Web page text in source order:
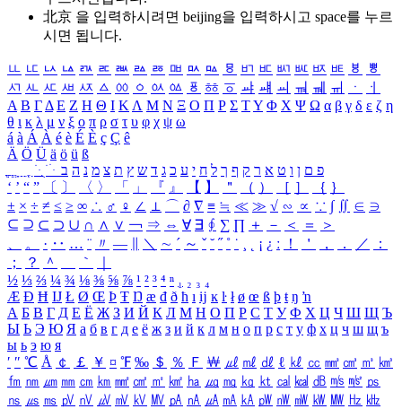
北京 을 입력하시려면 beijing을 입력하시고 space를 누르
시면 됩니다.
ㅥ ㅦ ㅧ ㅨ ㅩ ㅪ ㅫ ㅬ ㅭ ㅮ ㅯ ㅰ ㅱ ㅲ ㅳ ㅴ ㅵ ㅶ ㅷ ㅸ
ㅹ
ㅺ ㅻ ㅼ ㅽ ㅾ ㅿ ㆀ ㆁ ㆂ ㆃ ㆄ ㆅ ㆆ ㆇ ㆈ ㆉ ㆊ ㆋ ㆌ ㆍ
ㆎ
Α Β ΓΔ Ε Ζ Η Θ Ι ΚΛ Μ Ν Ξ Ο Π Ρ Σ ΤΥ Φ Χ Ψ Ω α β γ δ ε ζ η
θ ι κ λ μ ν ξ ο π ρ σ τ υ φ χ ψ ω
á à Á À é è É È ç Ç ê
Ä Ö Ü ä ö ü ß
ִֶֹ ֻּ ׁׂ פ ם ן ו ט א ר ק ף ך ל ח י ע כ ג ד ש ץ ת צ מ נ ה ב
‘ ’ “ ” 〔 〕 〈 〉 「 」 『 』 【 】 ＂ （ ） ［ ］ ｛ ｝
± × ÷ ≠ ≤ ≥ ∞ ∴ ♂ ♀ ∠ ⊥ ⌒ ∂ ∇ ≡ ≒ ≪ ≫ √ ∽ ∝ ∵ ∫ ∬ ∈ ∋
⊆ ⊇ ⊂ ⊃ ∪ ∩ ∧ ∨ ￢ ⇒ ⇔ ∀ ∃ ∮ ∑ ∏ ＋ － ＜ ＝
＞
、
。 · ‥ … ¨ 〃 ― ＼ ∼ ´ ～ ˇ ˘ ˝ ˚ ˙ ¸ ¡ ¿ ː ！ ＇ ， ． ／
：
；
？ ＾ ｀
½ ⅓ ⅔ ¼ ¾ ⅛ ⅜ ⅝ ⅞ ¹ ² ³ ⁴ ⁿ ₁ ₂ ₃ ₄
Æ Ð Ħ Ĳ Ł Ø Œ Þ Ŧ Ŋ æ đ ð ħ ı ĳ ĸ ŀ ł ø œ ß þ ŧ ŋ ŉ
А Б В Г Д Е Ё Ж З И Й К Л М Н О П Р С Т У Ф Х Ц Ч Ш Щ Ъ
Ы Ь Э Ю Я а б в г д е ё ж з и й к л м н о п р с т у ф х ц ч ш щ ъ
ы ь э ю я
′ ″ ℃ Å ￠ ￡ ￥ ¤ ℉ ‰ ＄ ％ Ｆ ￦ ㎕ ㎖ ㎗ ℓ ㎘ ㏄ ㎣ ㎤ ㎥ ㎦
㎙ ㎚ ㎛ ㎜ ㎝ ㎞ ㎟ ㎠ ㎡ ㎢ ㏊ ㎍ ㎎ ㎏ ㏏ ㎈ ㎉ ㏈ ㎧ ㎨ ㎰
㎱ ㎲ ㎳ ㎴ ㎵ ㎶ ㎷ ㎸ ㎹ ㎀ ㎁ ㎂ ㎃ ㎄ ㎺ ㎻ ㎽ ㎾ ㎿ ㎐ ㎑